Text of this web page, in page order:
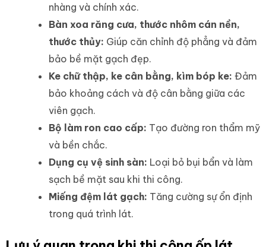
nhàng và chính xác.
Bàn xoa răng cưa, thước nhôm cán nền,
thước thủy: Giúp căn chỉnh độ phẳng và đảm
bảo bề mặt gạch đẹp.
Ke chữ thập, ke cân bằng, kìm bóp ke: Đảm
bảo khoảng cách và độ cân bằng giữa các
viên gạch.
Bộ làm ron cao cấp: Tạo đường ron thẩm mỹ
và bền chắc.
Dụng cụ vệ sinh sàn: Loại bỏ bụi bẩn và làm
sạch bề mặt sau khi thi công.
Miếng đệm lát gạch: Tăng cường sự ổn định
trong quá trình lát.